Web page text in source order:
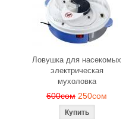
Ловушка для насекомых
электрическая
мухоловка
600сом 250сом